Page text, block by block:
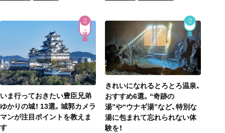
城・城跡
いま行っておきたい豊臣兄弟
ゆかりの城！ 13選。城郭カメラ
マンが注目ポイントを教えま
す
きれいになれるとろとろ温泉、
おすすめ6選。“奇跡の
湯”や“ウナギ湯”など、特別な
湯に包まれて忘れられない体
験を！